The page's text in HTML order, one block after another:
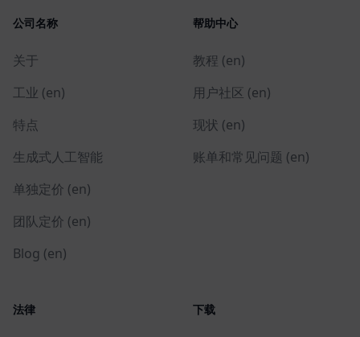
公司名称
关于
工业 (en)
特点
生成式人工智能
单独定价 (en)
团队定价 (en)
Blog (en)
帮助中心
教程 (en)
用户社区 (en)
现状 (en)
账单和常见问题 (en)
法律 下载